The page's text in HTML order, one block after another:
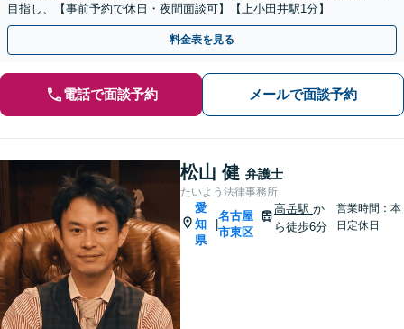
目指し、【事前予約で休日・夜間面談可】【上小田井駅1分】
料金表を見る
電話で面談予約 メールで面談予約
松山 健 弁護士
たいよう法律事務所
愛
知
県
名古屋
市東区
高岳駅 か
ら徒歩6分
営業時間：本
日定休日